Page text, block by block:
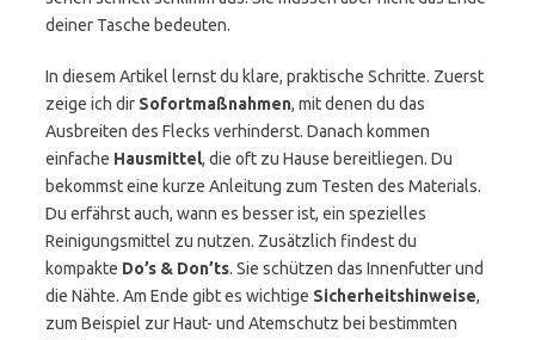
deiner Tasche bedeuten.
In diesem Artikel lernst du klare, praktische Schritte. Zuerst
zeige ich dir Sofortmaßnahmen, mit denen du das
Ausbreiten des Flecks verhinderst. Danach kommen
einfache Hausmittel, die oft zu Hause bereitliegen. Du
bekommst eine kurze Anleitung zum Testen des Materials.
Du erfährst auch, wann es besser ist, ein spezielles
Reinigungsmittel zu nutzen. Zusätzlich findest du
kompakte Do’s & Don’ts. Sie schützen das Innenfutter und
die Nähte. Am Ende gibt es wichtige Sicherheitshinweise,
zum Beispiel zur Haut- und Atemschutz bei bestimmten